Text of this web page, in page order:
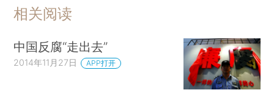
相关阅读
中国反腐“走出去”
2014年11月27日 APP打开